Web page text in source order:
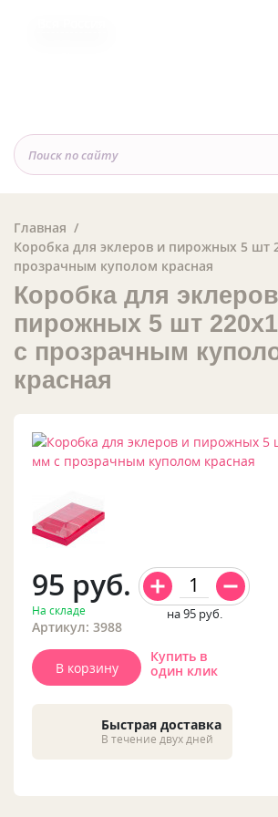
Главная
Коробка для эклеров и пирожных 5 шт
прозрачным куполом красная
Коробка для
пирожных 5 шт
с прозрачным
красная
95 руб.
На складе
Артикул: 3988
на 95 руб.
В корзину
Купить в
один клик
Быстрая доставка
В течение двух дней